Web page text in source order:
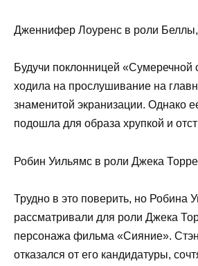
Дженнифер Лоуренс в роли
Будучи поклонницей
ходила на прослушивание на
знаменитой экранизации. Однако
подошла для образа хрупкой и
Робин Уильямс в роли Джека
Трудно в это поверить, но Робина
рассматривали для роли Джека
персонажа фильма «Сияние».
отказался от его кандидатуры,